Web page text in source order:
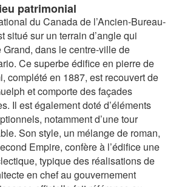
patrimonial
du Canada de l’Ancien-Bureau-
situé sur un terrain d’angle qui
dans le centre-ville de
Ce superbe édifice en pierre de
complété en 1887, est recouvert de
et comporte des façades
Il est également doté d’éléments
notamment d’une tour
Son style, un mélange de roman,
Empire, confère à l’édifice une
typique des réalisations de
en chef au gouvernement